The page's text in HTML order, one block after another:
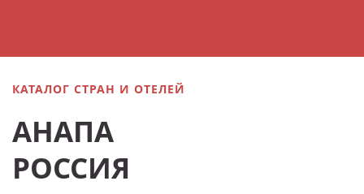
КАТАЛОГ СТРАН И ОТЕЛЕЙ
АНАПА
РОССИЯ